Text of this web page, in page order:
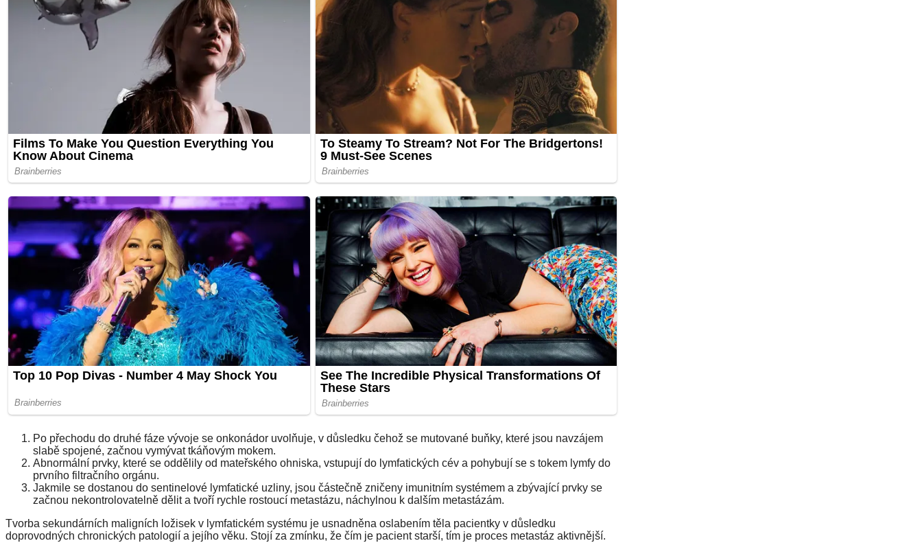
Po přechodu do druhé fáze vývoje se onkonádor uvolňuje, v důsledku čehož se mutované buňky, které jsou navzájem
slabě spojené, začnou vymývat tkáňovým mokem.
Abnormální prvky, které se oddělily od mateřského ohniska, vstupují do lymfatických cév a pohybují se s tokem lymfy do
prvního filtračního orgánu.
Jakmile se dostanou do sentinelové lymfatické uzliny, jsou částečně zničeny imunitním systémem a zbývající prvky se
začnou nekontrolovatelně dělit a tvoří rychle rostoucí metastázu, náchylnou k dalším metastázám.
Tvorba sekundárních maligních ložisek v lymfatickém systému je usnadněna oslabením těla pacientky v důsledku
doprovodných chronických patologií a jejího věku. Stojí za zmínku, že čím je pacient starší, tím je proces metastáz aktivnější.